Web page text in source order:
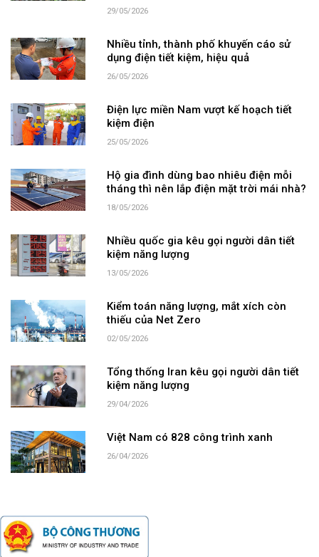
29/05/2026
Nhiều tỉnh, thành phố khuyến cáo sử
dụng điện tiết kiệm, hiệu quả
26/05/2026
Điện lực miền Nam vượt kế hoạch tiết
kiệm điện
25/05/2026
Hộ gia đình dùng bao nhiêu điện mỗi
tháng thì nên lắp điện mặt trời mái nhà?
18/05/2026
Nhiều quốc gia kêu gọi người dân tiết
kiệm năng lượng
13/05/2026
Kiểm toán năng lượng, mắt xích còn
thiếu của Net Zero
02/05/2026
Tổng thống Iran kêu gọi người dân tiết
kiệm năng lượng
29/04/2026
Việt Nam có 828 công trình xanh
26/04/2026